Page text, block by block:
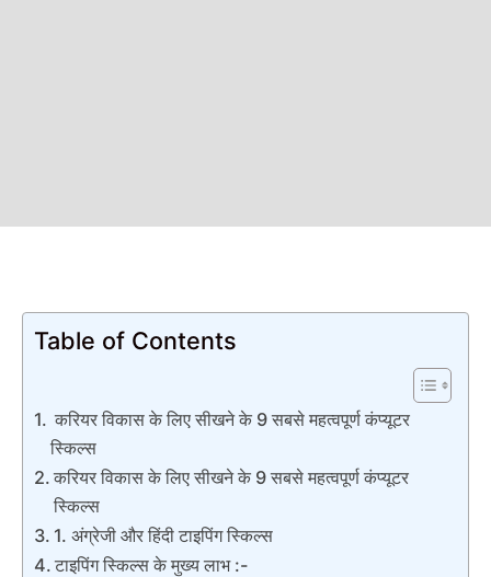
Table of Contents
करियर विकास के लिए सीखने के 9 सबसे महत्वपूर्ण कंप्यूटर
स्किल्स
करियर विकास के लिए सीखने के 9 सबसे महत्वपूर्ण कंप्यूटर
स्किल्स
1. अंग्रेजी और हिंदी टाइपिंग स्किल्स
टाइपिंग स्किल्स के मुख्य लाभ :-